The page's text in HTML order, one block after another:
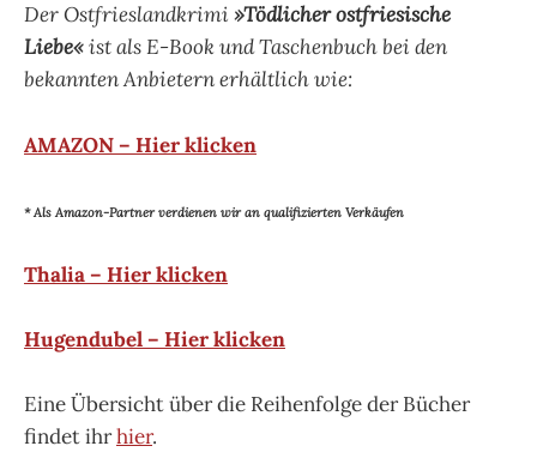
Der Ostfrieslandkrimi »Tödlicher ostfriesische
Liebe«ist als E-Book und Taschenbuch bei den
bekannten Anbietern erhältlich wie:
AMAZON – Hier klicken
* Als Amazon-Partner verdienen wir an qualifizierten Verkäufen
Thalia – Hier klicken
Hugendubel – Hier klicken
Eine Übersicht über die Reihenfolge der Bücher
findet ihrhier.